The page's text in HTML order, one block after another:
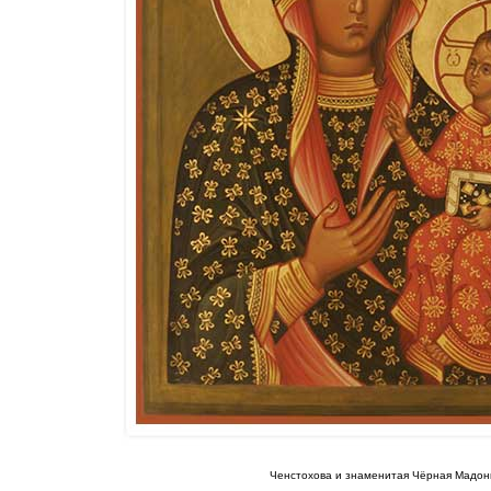
Ченстохова и знаменитая Чёрная